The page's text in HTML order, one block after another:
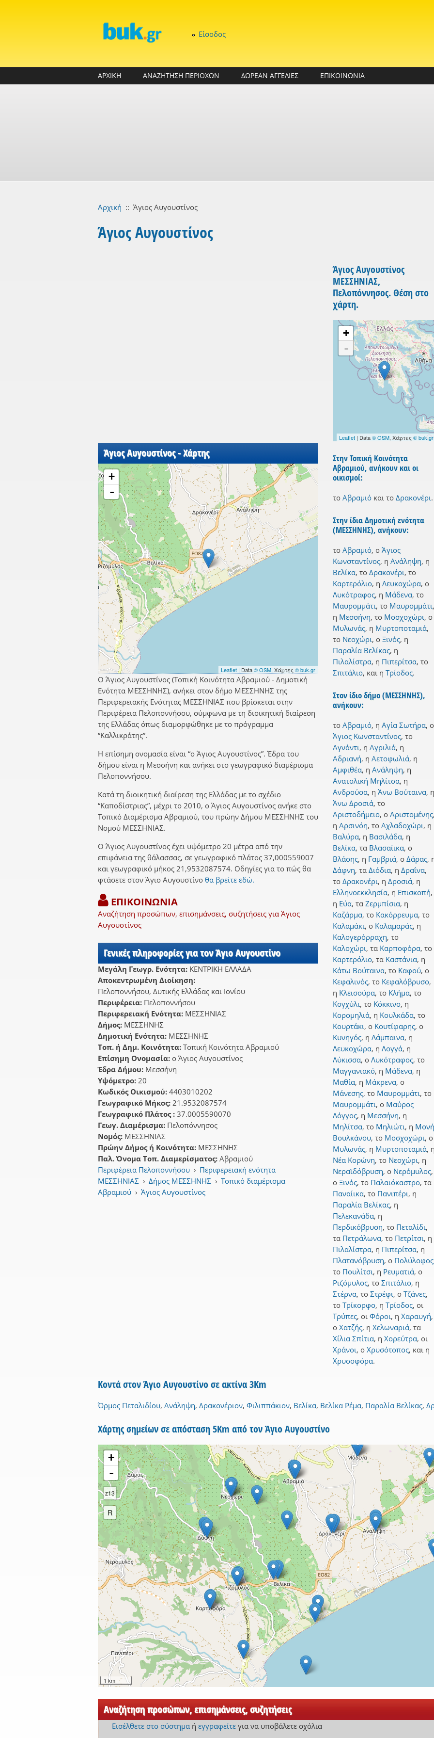
Είσοδος
ΑΡΧΙΚΗ ΑΝΑΖΗΤΗΣΗ ΠΕΡΙΟΧΩΝ ΔΩΡΕΑΝ ΑΓΓΕΛΙΕΣ ΕΠΙΚΟΙΝΩΝΙΑ
Αρχική :: Άγιος Αυγουστίνος
Άγιος Αυγουστίνος
Άγιος Αυγουστίνος - Χάρτης
+
-
Leaflet | Data© OSM, Χάρτες © buk.gr
Ο Άγιος Αυγουστίνος (Τοπική Κοινότητα Αβραμιού - Δημοτική
Ενότητα ΜΕΣΣΗΝΗΣ), ανήκει στον δήμο ΜΕΣΣΗΝΗΣ της
Περιφερειακής Ενότητας ΜΕΣΣΗΝΙΑΣ που βρίσκεται στην
Περιφέρεια Πελοποννήσου, σύμφωνα με τη διοικητική διαίρεση
της Ελλάδας όπως διαμορφώθηκε με το πρόγραμμα
“Καλλικράτης”.
Η επίσημη ονομασία είναι “ο Άγιος Αυγουστίνος”. Έδρα του
δήμου είναι η Μεσσήνη και ανήκει στο γεωγραφικό διαμέρισμα
Πελοποννήσου.
Κατά τη διοικητική διαίρεση της Ελλάδας με το σχέδιο
“Καποδίστριας”, μέχρι το 2010, ο Άγιος Αυγουστίνος ανήκε στο
Τοπικό Διαμέρισμα Αβραμιού, του πρώην Δήμου ΜΕΣΣΗΝΗΣ του
Νομού ΜΕΣΣΗΝΙΑΣ.
Ο Άγιος Αυγουστίνος έχει υψόμετρο 20 μέτρα από την
επιφάνεια της θάλασσας, σε γεωγραφικό πλάτος 37,000559007
και γεωγραφικό μήκος 21,9532087574. Οδηγίες για το πώς θα
φτάσετε στον Άγιο Αυγουστίνο θα βρείτε εδώ.
ΕΠΙΚΟΙΝΩΝΙΑ
Αναζήτηση προσώπων, επισημάνσεις, συζητήσεις για Άγιος
Αυγουστίνος
Γενικές πληροφορίες για τον Άγιο Αυγουστίνο
Μεγάλη Γεωγρ. Ενότητα: ΚΕΝΤΡΙΚΗ ΕΛΛΑΔΑ
Αποκεντρωμένη Διοίκηση:
Πελοποννήσου, Δυτικής Ελλάδας και Ιονίου
Περιφέρεια: Πελοποννήσου
Περιφερειακή Ενότητα: ΜΕΣΣΗΝΙΑΣ
Δήμος: ΜΕΣΣΗΝΗΣ
Δημοτική Ενότητα: ΜΕΣΣΗΝΗΣ
Τοπ. ή Δημ. Κοινότητα: Τοπική Κοινότητα Αβραμιού
Επίσημη Ονομασία: ο Άγιος Αυγουστίνος
Έδρα Δήμου: Μεσσήνη
Υψόμετρο: 20
Κωδικός Οικισμού: 4403010202
Γεωγραφικό Μήκος: 21.9532087574
Γεωγραφικό Πλάτος : 37.0005590070
Γεωγ. Διαμέρισμα: Πελοπόννησος
Νομός: ΜΕΣΣΗΝΙΑΣ
Πρώην Δήμος ή Κοινότητα: ΜΕΣΣΗΝΗΣ
Παλ. Όνομα Τοπ. Διαμερίσματος: Αβραμιού
Περιφέρεια Πελοποννήσου › Περιφερειακή ενότητα
ΜΕΣΣΗΝΙΑΣ › Δήμος ΜΕΣΣΗΝΗΣ › Τοπικό διαμέρισμα
Αβραμιού › Άγιος Αυγουστίνος
Άγιος Αυγουστίνος
ΜΕΣΣΗΝΙΑΣ,
Πελοπόννησος. Θέση στο
χάρτη.
+
-
Leaflet| Data© OSM, Χάρτες © buk.gr
Στην Τοπική Κοινότητα
Αβραμιού, ανήκουν και οι
οικισμοί:
το Αβραμιό και το Δρακονέρι.
Στην ίδια Δημοτική ενότητα
(ΜΕΣΣΗΝΗΣ), ανήκουν:
το Αβραμιό, ο Άγιος
Κωνσταντίνος, η Ανάληψη, η
Βελίκα, το Δρακονέρι, το
Καρτερόλιο, η Λευκοχώρα, ο
Λυκότραφος, η Μάδενα, το
Μαυρομμάτι, το Μαυρομμάτι,
η Μεσσήνη, το Μοσχοχώρι, ο
Μυλωνάς, η Μυρτοποταμιά,
το Νεοχώρι, ο Ξινός, η
Παραλία Βελίκας, η
Πιλαλίστρα, η Πιπερίτσα, το
Σπιτάλιο, και η Τρίοδος.
Στον ίδιο δήμο (ΜΕΣΣΗΝΗΣ),
ανήκουν:
το Αβραμιό, η Αγία Σωτήρα, ο
Άγιος Κωνσταντίνος, το
Αγνάντι, η Αγριλιά, η
Αδριανή, η Αετοφωλιά, η
Αμφιθέα, η Ανάληψη, η
Ανατολική Μηλίτσα, η
Ανδρούσα, η Άνω Βούταινα, η
Άνω Δροσιά, το
Αριστοδήμειο, ο Αριστομένης,
η Αρσινόη, το Αχλαδοχώρι, η
Βαλύρα, η Βασιλάδα, η
Βελίκα, τα Βλασαίικα, ο
Βλάσης, η Γαμβριά, ο Δάρας,
Δάφνη, τα Διόδια, η Δραΐνα,
το Δρακονέρι, η Δροσιά, η
Ελληνοεκκλησία, η Επισκοπή,
η Εύα, τα Ζερμπίσια, η
Καζάρμα, το Κακόρρευμα, το
Καλαμάκι, ο Καλαμαράς, η
Καλογερόρραχη, το
Καλοχώρι, τα Καρποφόρα, το
Καρτερόλιο, τα Καστάνια, η
Κάτω Βούταινα, το Καφού, ο
Κεφαλινός, το Κεφαλόβρυσο,
η Κλεισούρα, το Κλήμα, το
Κογχύλι, το Κόκκινο, η
Κορομηλιά, η Κουλκάδα, το
Κουρτάκι, ο Κουτίφαρης, ο
Κυνηγός, η Λάμπαινα, η
Λευκοχώρα, η Λογγά, η
Λύκισσα, ο Λυκότραφος, το
Μαγγανιακό, η Μάδενα, η
Μαθία, η Μάκρενα, ο
Μάνεσης, το Μαυρομμάτι, το
Μαυρομμάτι, ο Μαύρος
Λόγγος, η Μεσσήνη, η
Μηλίτσα, το Μηλιώτι, η Μονή
Βουλκάνου, το Μοσχοχώρι, ο
Μυλωνάς, η Μυρτοποταμιά, η
Νέα Κορώνη, το Νεοχώρι, η
Νεραϊδόβρυση, ο Νερόμυλος,
ο Ξινός, το Παλαιόκαστρο, τα
Παναίικα, το Πανιπέρι, η
Παραλία Βελίκας, η
Πελεκανάδα, η
Περδικόβρυση, το Πεταλίδι,
τα Πετράλωνα, το Πετρίτσι, η
Πιλαλίστρα, η Πιπερίτσα, η
Πλατανόβρυση, ο Πολύλοφος
το Πουλίτσι, η Ρευματιά, ο
Ριζόμυλος, το Σπιτάλιο, η
Στέρνα, το Στρέφι, ο Τζάνες,
το Τρίκορφο, η Τρίοδος, οι
Τρύπες, οι Φόροι, η Χαραυγή,
ο Χατζής, η Χελωναριά, τα
Χίλια Σπίτια, η Χορεύτρα, οι
Χράνοι, ο Χρυσότοπος, και η
Χρυσοφόρα.
Κοντά στον Άγιο Αυγουστίνο σε ακτίνα 3Km
Όρμος Πεταλιδίου, Ανάληψη, Δρακονέριον, Φιλιππάκιον, Βελίκα, Βελίκα Ρέμα, Παραλία Βελίκας,
Χάρτης σημείων σε απόσταση 5Km από τον Άγιο Αυγουστίνο
+
-
z13
R
1 km
Αναζήτηση προσώπων, επισημάνσεις, συζητήσεις
Εισέλθετε στο σύστημα ήεγγραφείτε για να υποβάλετε σχόλια